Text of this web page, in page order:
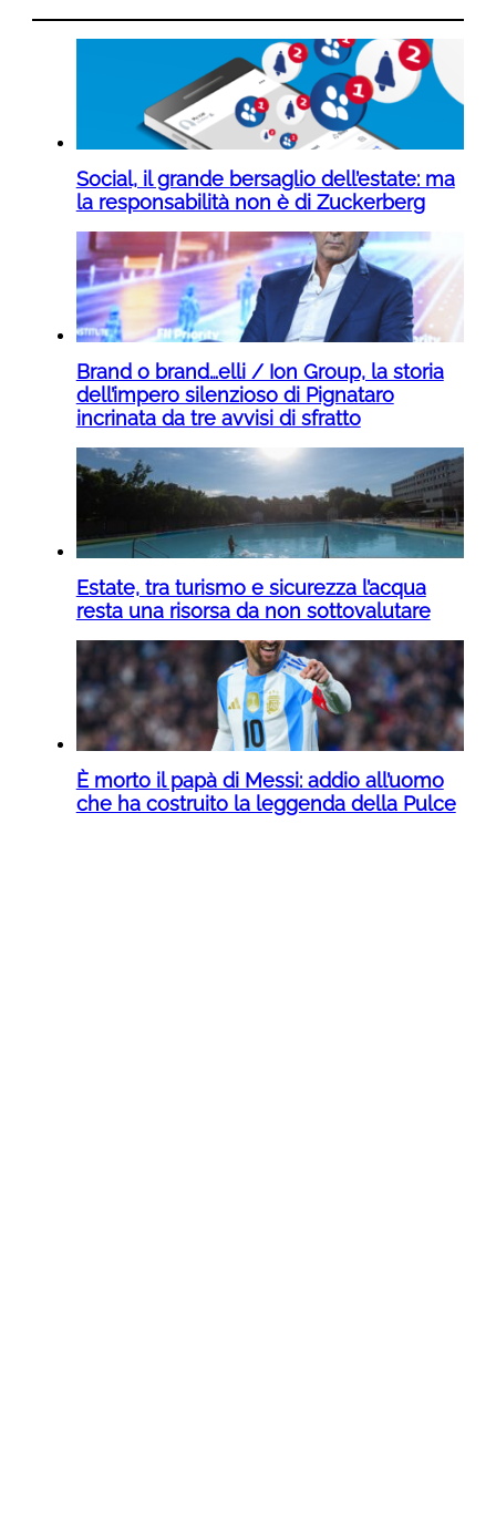
Social, il grande bersaglio dell’estate: ma
la responsabilità non è di Zuckerberg
Brand o brand…elli / Ion Group, la storia
dell’impero silenzioso di Pignataro
incrinata da tre avvisi di sfratto
Estate, tra turismo e sicurezza l’acqua
resta una risorsa da non sottovalutare
È morto il papà di Messi: addio all’uomo
che ha costruito la leggenda della Pulce